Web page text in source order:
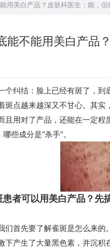
用美白产品？皮肤科医生：能，但
能不能用美白产品
纠结：脸上已经有斑了，到
斑点越来越深又不甘心。其
且用对了产品，还能在一定
些成分是“杀手”。
者可以用美白产品？先
首先要了解雀斑是怎么来的
下产生了大量黑色素，并沉